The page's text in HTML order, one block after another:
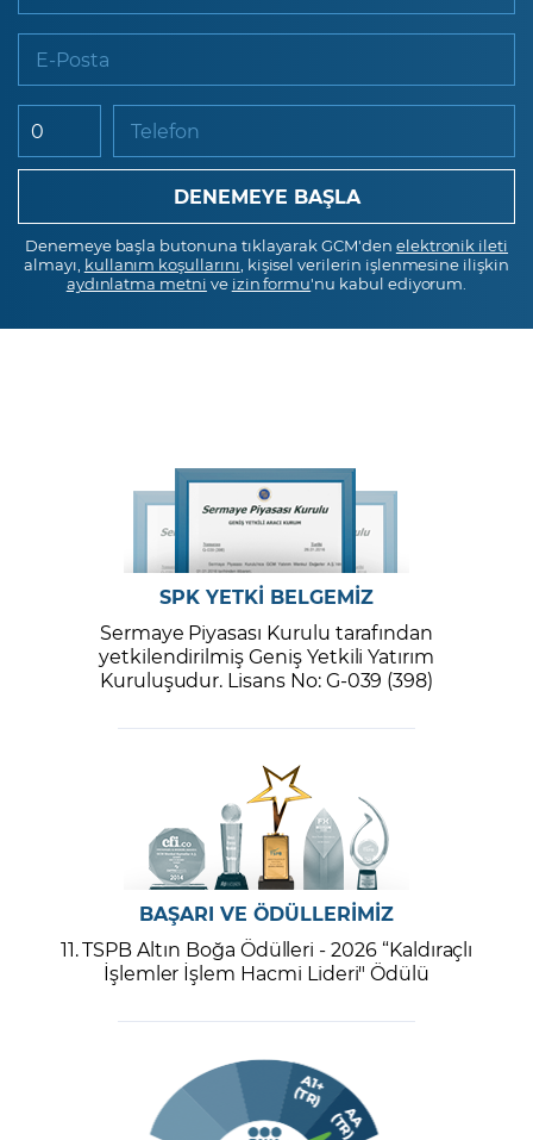
E-Posta
Telefon
Denemeye başla butonuna tıklayarak GCM'den elektronik ileti
almayı, kullanım koşullarını , kişisel verilerin işlenmesine ilişkin
aydınlatma metni ve izin formu'nu kabul ediyorum.
SPK YETKİ BELGEMİZ
Sermaye Piyasası Kurulu tarafından
yetkilendirilmiş Geniş Yetkili Yatırım
Kuruluşudur. Lisans No: G-039 (398)
BAŞARI VE ÖDÜLLERİMİZ
11. TSPB Altın Boğa Ödülleri - 2026 “Kaldıraçlı
İşlemler İşlem Hacmi Lideri" Ödülü